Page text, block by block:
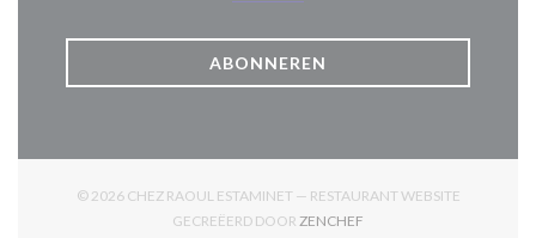
ABONNEREN
© 2026 CHEZ RAOUL ESTAMINET — RESTAURANT WEBSITE
GECREËERD DOOR ZENCHEF